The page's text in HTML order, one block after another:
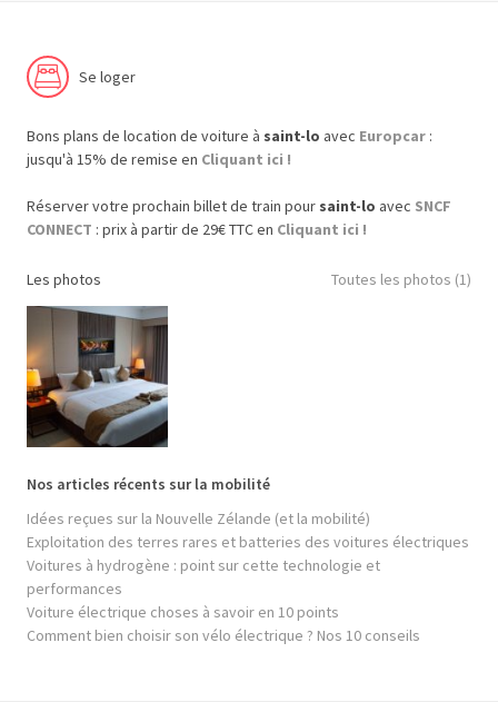
Se loger
Bons plans de location de voiture à saint-lo avec Europcar :
jusqu'à 15% de remise en Cliquant ici !
Réserver votre prochain billet de train pour saint-lo avec SNCF
CONNECT : prix à partir de 29€ TTC en Cliquant ici !
Les photos Toutes les photos (1)
Nos articles récents sur la mobilité
Idées reçues sur la Nouvelle Zélande (et la mobilité)
Exploitation des terres rares et batteries des voitures électriques
Voitures à hydrogène : point sur cette technologie et
performances
Voiture électrique choses à savoir en 10 points
Comment bien choisir son vélo électrique ? Nos 10 conseils